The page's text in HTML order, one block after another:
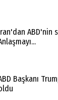
ABD'nin
Başkanı